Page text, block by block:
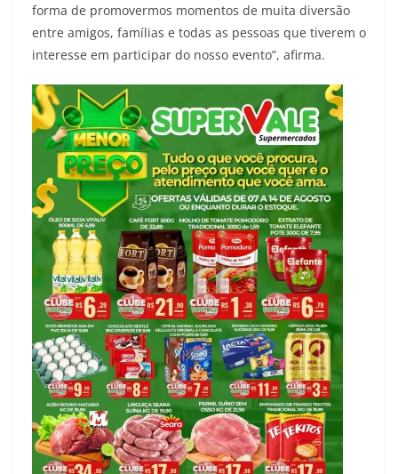
forma de promovermos momentos de muita diversão
entre amigos, famílias e todas as pessoas que tiverem o
interesse em participar do nosso evento”, afirma.